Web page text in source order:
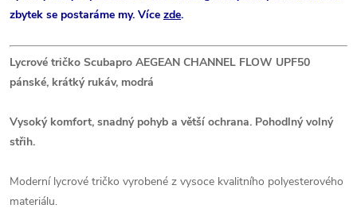
zbytek se postaráme my. Více zde.
Lycrové tričko Scubapro AEGEAN CHANNEL FLOW UPF50
pánské, krátký rukáv, modrá
Vysoký komfort, snadný pohyb a větší ochrana. Pohodlný volný
střih.
Moderní lycrové tričko vyrobené z vysoce kvalitního polyesterového
materiálu.